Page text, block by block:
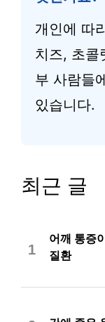
개인에 따
치즈, 초콜
부 사람들
있습니다.
최근 글
1
어깨 통증
질환